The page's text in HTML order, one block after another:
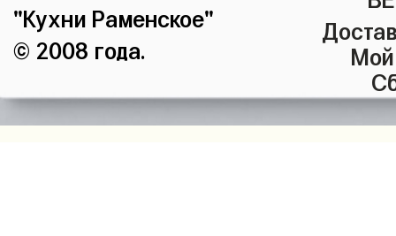
"Кухни Раменское"
© 2008 года.